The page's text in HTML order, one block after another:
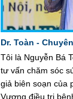
Dr. Toàn -
Tôi là Nguyễn Bá
tư vấn chăm sóc
giả biên soạn của
Vương điều trị